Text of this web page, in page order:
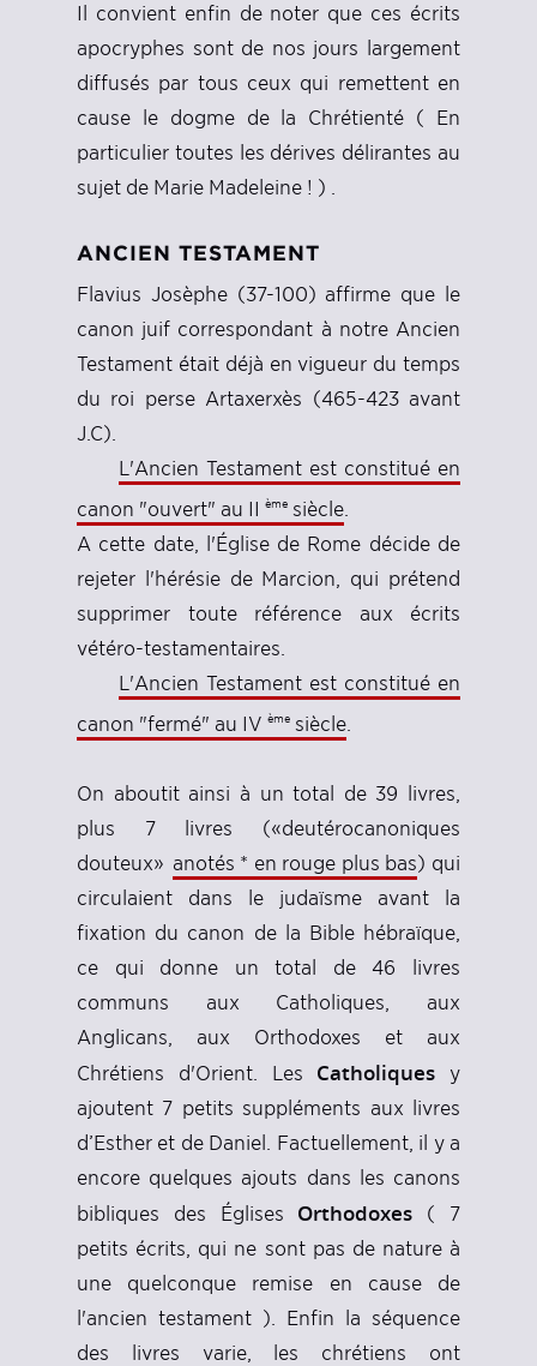
Il convient enfin de noter que ces écrits
apocryphes sont de nos jours largement
diffusés par tous ceux qui remettent en
cause le dogme de la Chrétienté ( En
particulier toutes les dérives délirantes au
sujet de Marie Madeleine ! ) .
ANCIEN TESTAMENT
Flavius Josèphe (37-100) affirme que le
canon juif correspondant à notre Ancien
Testament était déjà en vigueur du temps
du roi perse Artaxerxès (465-423 avant
J.C).
L'Ancien Testament est constitué en
canon "ouvert" au II ème siècle
A cette date, l'Église de Rome décide de
rejeter l'hérésie de Marcion, qui prétend
supprimer toute référence aux écrits
vétéro-testamentaires.
L'Ancien Testament est constitué en
canon "fermé" au IV ème siècle
On aboutit ainsi à un total de 39 livres,
plus 7 livres («deutérocanoniques
douteux» anotés * en rouge plus bas) qui
circulaient dans le judaïsme avant la
fixation du canon de la Bible hébraïque,
ce qui donne un total de 46 livres
communs aux Catholiques, aux
Anglicans, aux Orthodoxes et aux
Chrétiens d'Orient. Les Catholiques y
ajoutent 7 petits suppléments aux livres
d’Esther et de Daniel. Factuellement, il y a
encore quelques ajouts dans les canons
bibliques des Églises Orthodoxes ( 7
petits écrits, qui ne sont pas de nature à
une quelconque remise en cause de
l'ancien testament ). Enfin la séquence
des livres varie, les chrétiens ont